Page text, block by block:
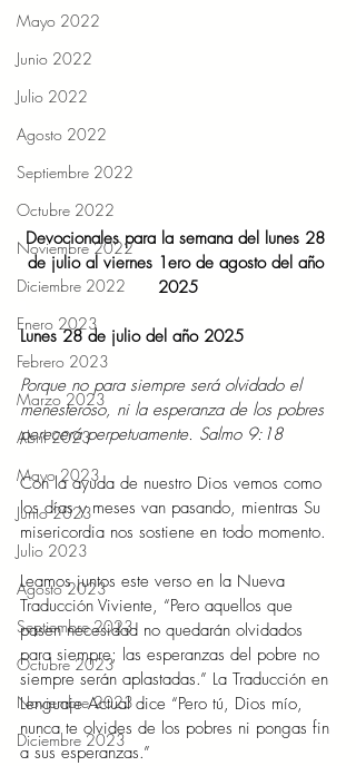
Mayo 2022
Junio 2022
Julio 2022
Agosto 2022
Septiembre 2022
Octubre 2022
Noviembre 2022
Diciembre 2022
Enero 2023
Febrero 2023
Marzo 2023
Abril 2023
Mayo 2023
Junio 2023
Julio 2023
Agosto 2023
Septiembre 2023
Octubre 2023
Noviembre 2023
Diciembre 2023
Devocionales para la semana del lunes 28
de julio al viernes 1ero de agosto del año
2025
Lunes 28 de julio del año 2025
Porque no para siempre será olvidado el
menesteroso, ni la esperanza de los pobres
perecerá perpetuamente. Salmo 9:18
Con la ayuda de nuestro Dios vemos como
los días y meses van pasando, mientras Su
misericordia nos sostiene en todo momento.
Leamos juntos este verso en la Nueva
Traducción Viviente, “Pero aquellos que
pasen necesidad no quedarán olvidados
para siempre; las esperanzas del pobre no
siempre serán aplastadas.” La Traducción en
Lenguaje Actual dice “Pero tú, Dios mío,
nunca te olvides de los pobres ni pongas fin
a sus esperanzas.”